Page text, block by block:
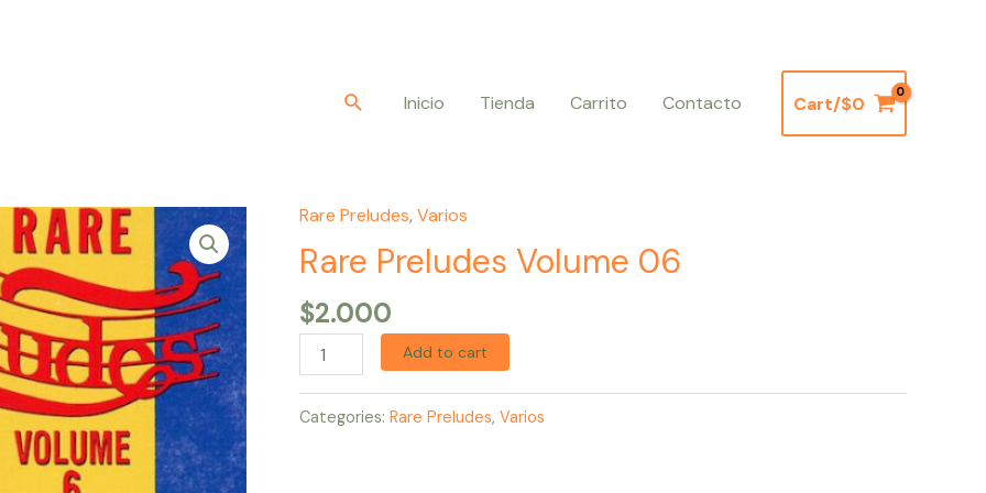
BuscarInicio Tienda Carrito Contacto Cart/$0
Rare Preludes, Varios
Rare Preludes Volume 06
$2.000
Rare
Preludes
Volume
06
quantity
Add to cart
Categories: Rare Preludes, Varios